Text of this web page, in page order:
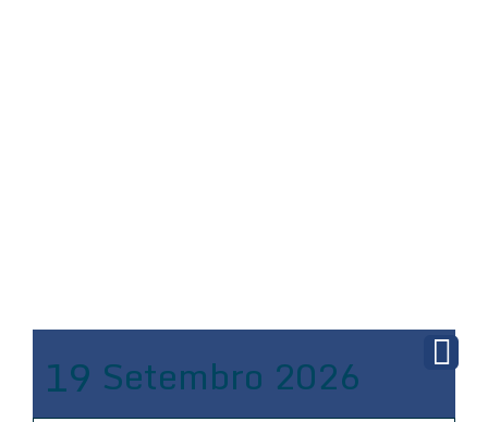
19 Setembro 2026